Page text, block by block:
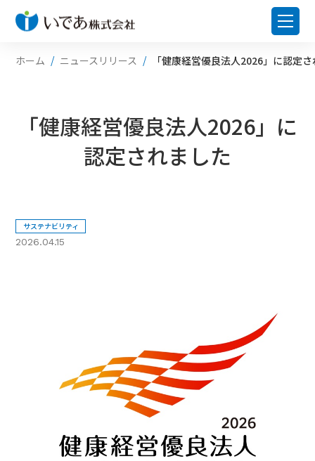
ホーム ニュースリリース 「健康経営優良法人2026」に認定
「健康経営優良法人2026」に
認定されました
サステナビリティ
2026.04.15